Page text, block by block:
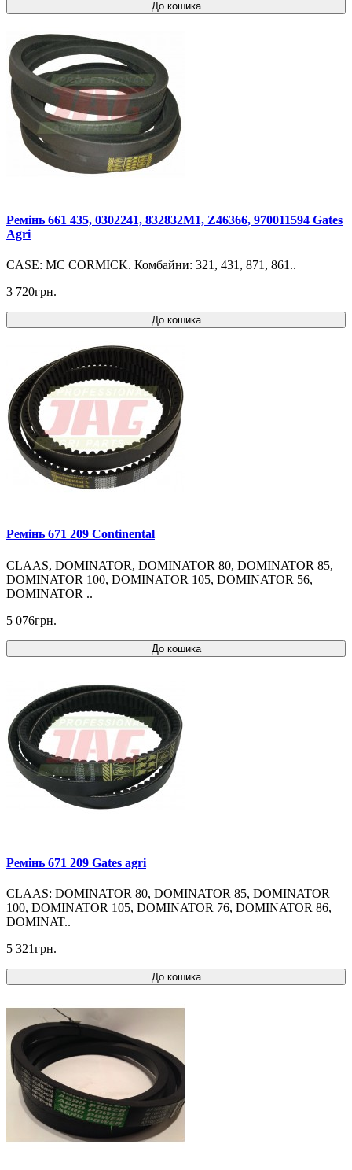
До кошика
Ремінь 661 435, 0302241, 832832M1, Z46366, 970011594 Gates
Agri
CASE: MC CORMICK. Комбайни: 321, 431, 871, 861..
3 720грн.
До кошика
Ремінь 671 209 Continental
CLAAS, DOMINATOR, DOMINATOR 80, DOMINATOR 85,
DOMINATOR 100, DOMINATOR 105, DOMINATOR 56,
DOMINATOR ..
5 076грн.
До кошика
Ремінь 671 209 Gates agri
CLAAS: DOMINATOR 80, DOMINATOR 85, DOMINATOR
100, DOMINATOR 105, DOMINATOR 76, DOMINATOR 86,
DOMINAT..
5 321грн.
До кошика